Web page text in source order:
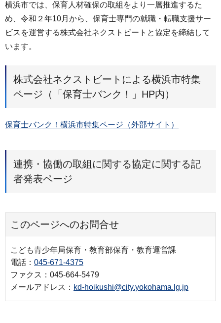
横浜市では、保育人材確保の取組をより一層推進するた
め、令和２年10月から、保育士専門の就職・転職支援サー
ビスを運営する株式会社ネクストビートと協定を締結して
います。
株式会社ネクストビートによる横浜市特集
ページ（「保育士バンク！」HP内）
保育士バンク！横浜市特集ページ（外部サイト）
連携・協働の取組に関する協定に関する記
者発表ページ
このページへのお問合せ
こども青少年局保育・教育部保育・教育運営課
電話： 045-671-4375
ファクス：045-664-5479
メールアドレス： kd-hoikushi@city.yokohama.lg.jp